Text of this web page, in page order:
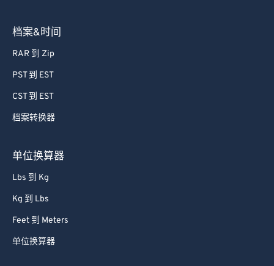
档案&时间
RAR 到 Zip
PST 到 EST
CST 到 EST
档案转换器
单位换算器
Lbs 到 Kg
Kg 到 Lbs
Feet 到 Meters
单位换算器